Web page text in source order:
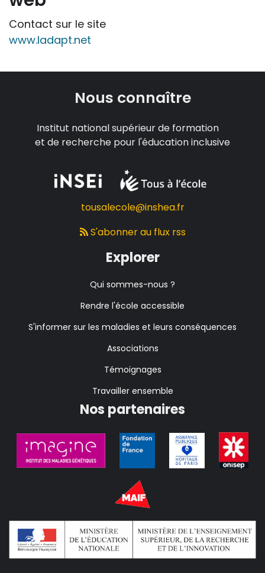
Contact sur le site
www.ladapt.net
Nous connaître
Institut national supérieur de formation
et de recherche pour l'éducation inclusive
tousalecole@inshea.fr
S'abonner au flux rss
Explorer
Qui sommes-nous ?
Rendre l'école accessible
S'informer sur les maladies et leurs conséquences
Associations
Témoignages
Travailler ensemble
Nos partenaires